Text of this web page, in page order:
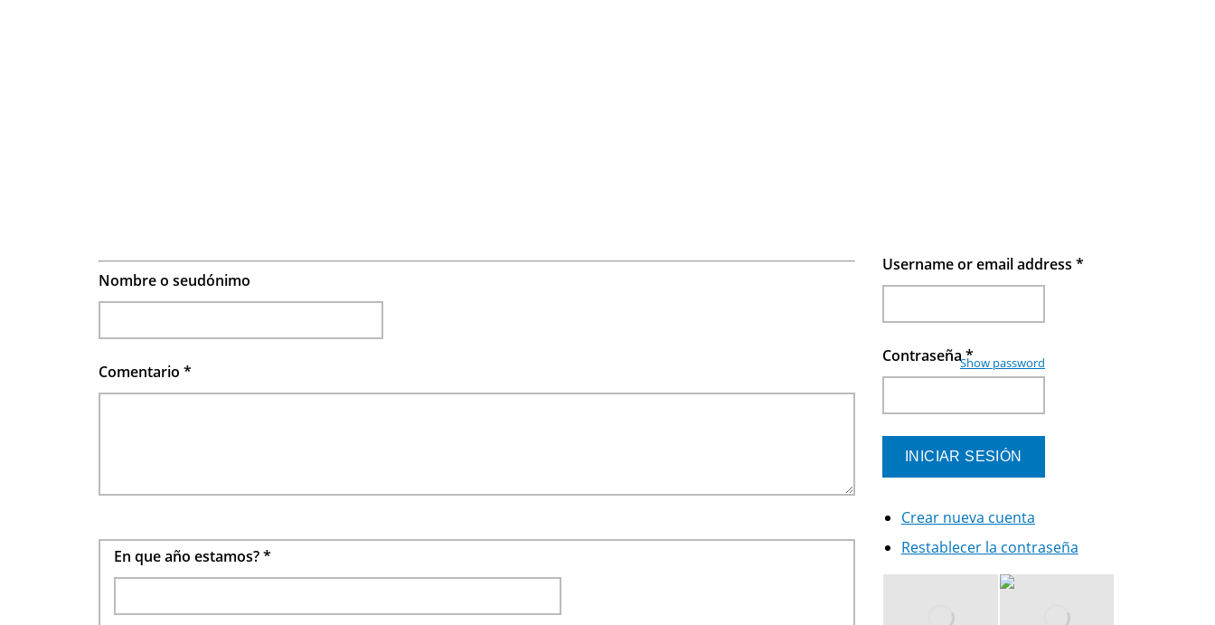
Nombre o seudónimo
Comentario *
En que año estamos?*
Username or email address *
Contraseña*
Show password
Crear nueva cuenta
Restablecer la contraseña